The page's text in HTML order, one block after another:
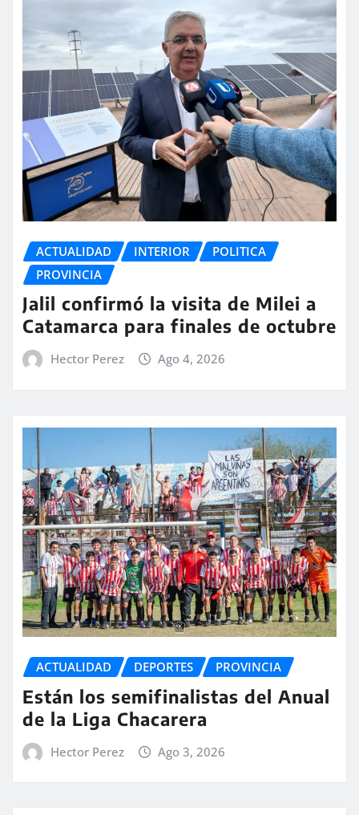
ACTUALIDAD INTERIOR
POLITICA
PROVINCIA
Jalil confirmó la visita de Milei a
Catamarca para finales de octubre
Hector Perez Ago 4, 2026
ACTUALIDAD DEPORTES PROVINCIA
Están los semifinalistas del Anual
de la Liga Chacarera
Hector Perez Ago 3, 2026